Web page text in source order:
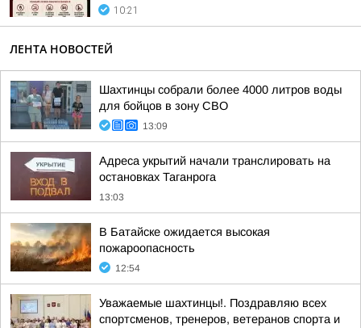
10:21
ЛЕНТА НОВОСТЕЙ
Шахтинцы собрали более 4000 литров воды
для бойцов в зону СВО
13:09
Адреса укрытий начали транслировать на
остановках Таганрога
13:03
В Батайске ожидается высокая
пожароопасность
12:54
Уважаемые шахтинцы!. Поздравляю всех
спортсменов, тренеров, ветеранов спорта и